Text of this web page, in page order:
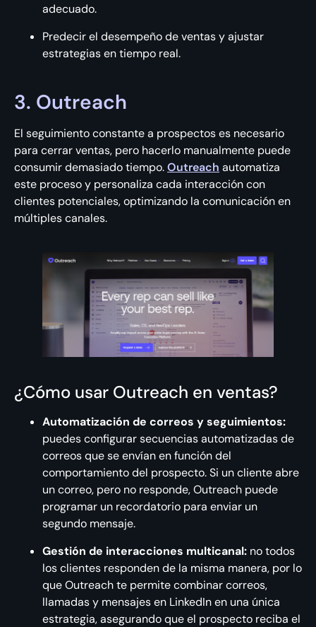
adecuado.
Predecir el desempeño de ventas y ajustar
estrategias en tiempo real.
3. Outreach
El seguimiento constante a prospectos es necesario
para cerrar ventas, pero hacerlo manualmente puede
consumir demasiado tiempo.Outreach automatiza
este proceso y personaliza cada interacción con
clientes potenciales, optimizando la comunicación en
múltiples canales.
¿Cómo usar Outreach en ventas?
Automatización de correos y seguimientos:
puedes configurar secuencias automatizadas de
correos que se envían en función del
comportamiento del prospecto. Si un cliente abre
un correo, pero no responde, Outreach puede
programar un recordatorio para enviar un
segundo mensaje.
Gestión de interacciones multicanal: no todos
los clientes responden de la misma manera, por lo
que Outreach te permite combinar correos,
llamadas y mensajes en LinkedIn en una única
estrategia, asegurando que el prospecto reciba el